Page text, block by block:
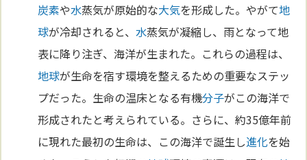
炭素や水蒸気が原始的な大気を形成した。やがて地
球が冷却されると、水蒸気が凝縮し、雨となって地
表に降り注ぎ、海洋が生まれた。これらの過程は、
地球が生命を宿す環境を整えるための重要なステッ
プだった。生命の温床となる有機分子がこの海洋で
形成されたと考えられている。さらに、約35億年前
に現れた最初の生命は、この海洋で誕生し進化を始